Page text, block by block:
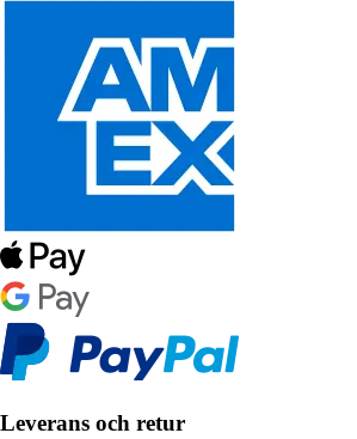
Leverans och retur